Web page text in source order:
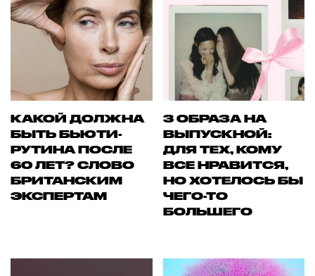
КАКОЙ ДОЛЖНА
БЫТЬ БЬЮТИ-
РУТИНА ПОСЛЕ
60 ЛЕТ? СЛОВО
БРИТАНСКИМ
ЭКСПЕРТАМ
3 ОБРАЗА НА
ВЫПУСКНОЙ:
ДЛЯ ТЕХ, КОМУ
ВСЕ НРАВИТСЯ,
НО ХОТЕЛОСЬ БЫ
ЧЕГО-ТО
БОЛЬШЕГО